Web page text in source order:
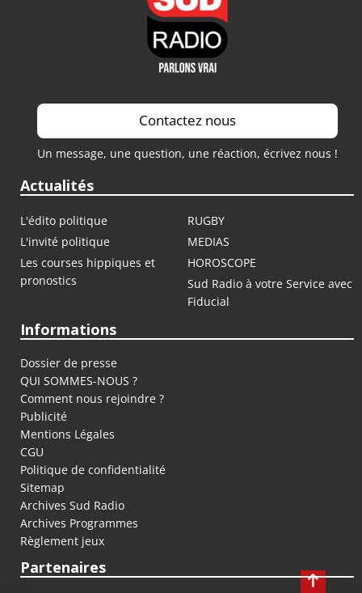
Contactez nous
Un message, une question, une réaction, écrivez nous !
Actualités
L'édito politique
RUGBY
L'invité politique
MEDIAS
Les courses hippiques et
pronostics
HOROSCOPE
Sud Radio à votre Service avec
Fiducial
Informations
Dossier de presse
QUI SOMMES-NOUS ?
Comment nous rejoindre ?
Publicité
Mentions Légales
CGU
Politique de confidentialité
Sitemap
Archives Sud Radio
Archives Programmes
Règlement jeux
Partenaires